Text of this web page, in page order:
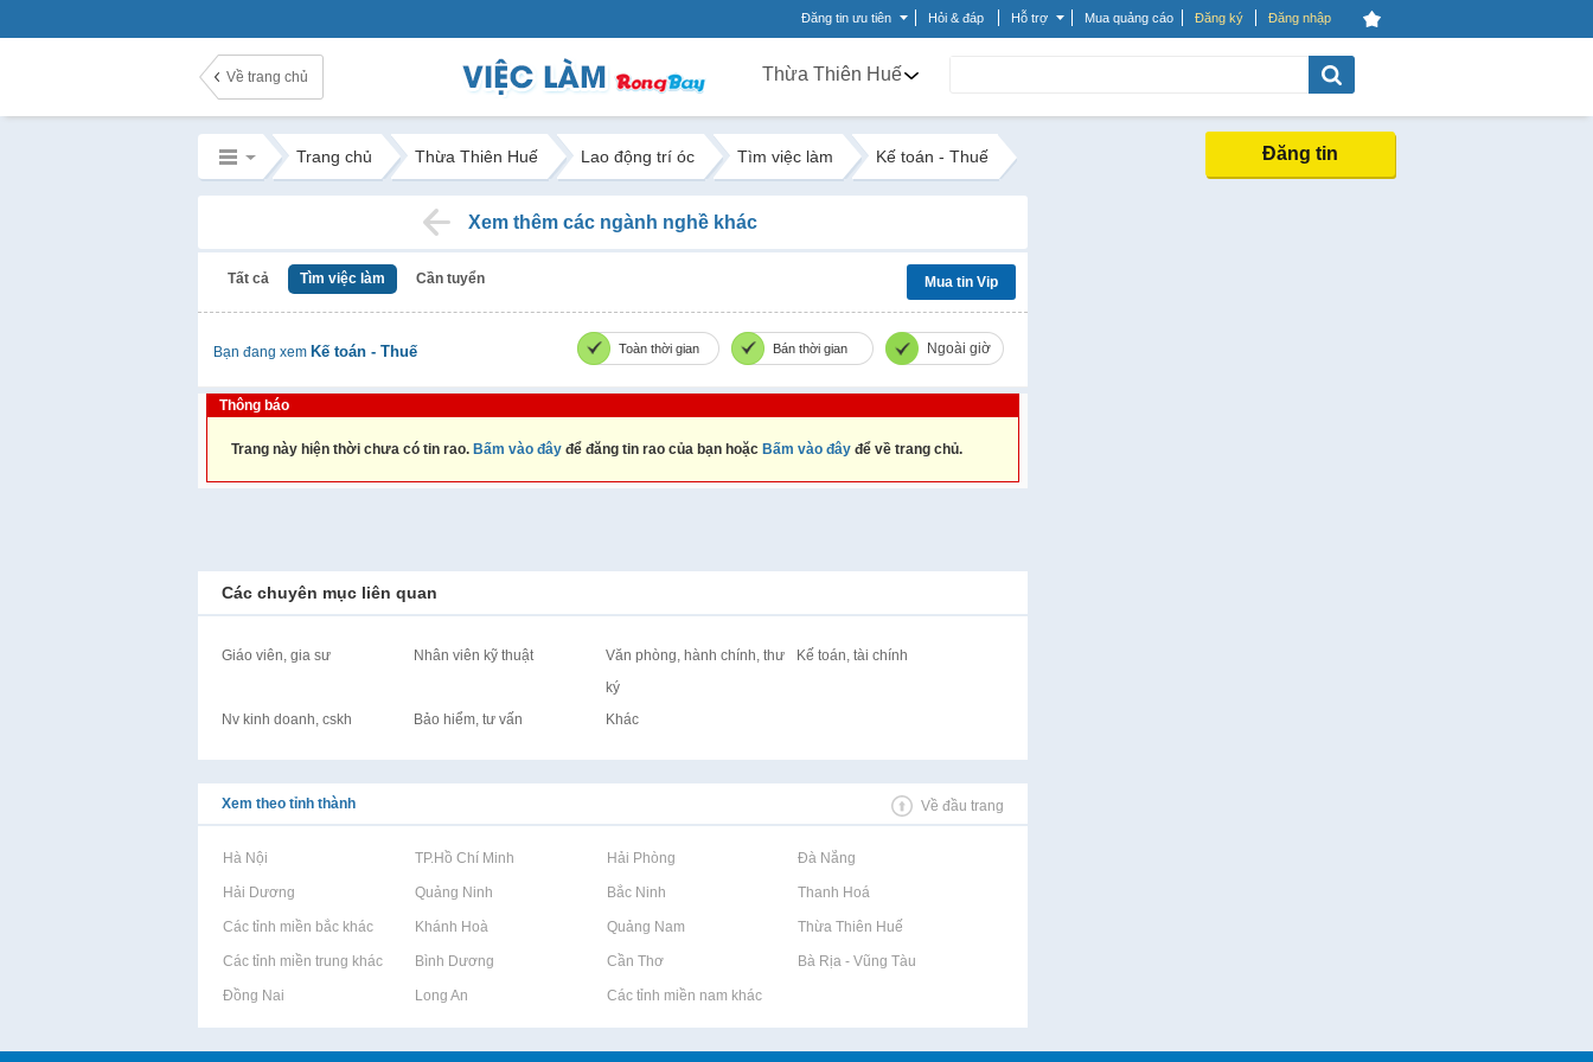
Đăng tin ưu tiên Hỏi & đáp Hỗ trợ Mua quảng cáo Đăng ký Đăng nhập
Về trang chủ Thừa Thiên Huế
Trang chủ Thừa Thiên Huế Lao động trí óc Tìm việc làm Kế toán - Thuế Đăng tin
Xem thêm các ngành nghề khác
Tất cả Tìm việc làm Cần tuyển Mua tin Vip
Bạn đang xem Kế toán - Thuế Toàn thời gian Bán thời gian Ngoài giờ
Thông báo
Trang này hiện thời chưa có tin rao. Bấm vào đây để đăng tin rao của bạn hoặc Bấm vào đây để về trang chủ.
Các chuyên mục liên quan
Giáo viên, gia sư Nhân viên kỹ thuật
Văn phòng, hành chính, thư
ký
Kế toán, tài chính
Nv kinh doanh, cskh Bảo hiểm, tư vấn Khác
Xem theo tỉnh thành Về đầu trang
Rao vặt tại Hà Nội Rao vặt tại TP.Hồ Chí Minh Rao vặt tại Hải Phòng Rao vặt tại Đà Nẵng
Rao vặt tại Hải Dương Rao vặt tại Quảng Ninh Rao vặt tại Bắc Ninh Rao vặt tại Thanh Hoá
Rao vặt tại Các tỉnh miền bắc khácRao vặt tại Khánh Hoà Rao vặt tại Quảng Nam Rao vặt tại Thừa Thiên Huế
Rao vặt tại Các tỉnh miền trung khácRao vặt tại Bình Dương Rao vặt tại Cần Thơ Rao vặt tại Bà Rịa - Vũng Tàu
Rao vặt tại Đồng Nai Rao vặt tại Long An Rao vặt tại Các tỉnh miền nam khác